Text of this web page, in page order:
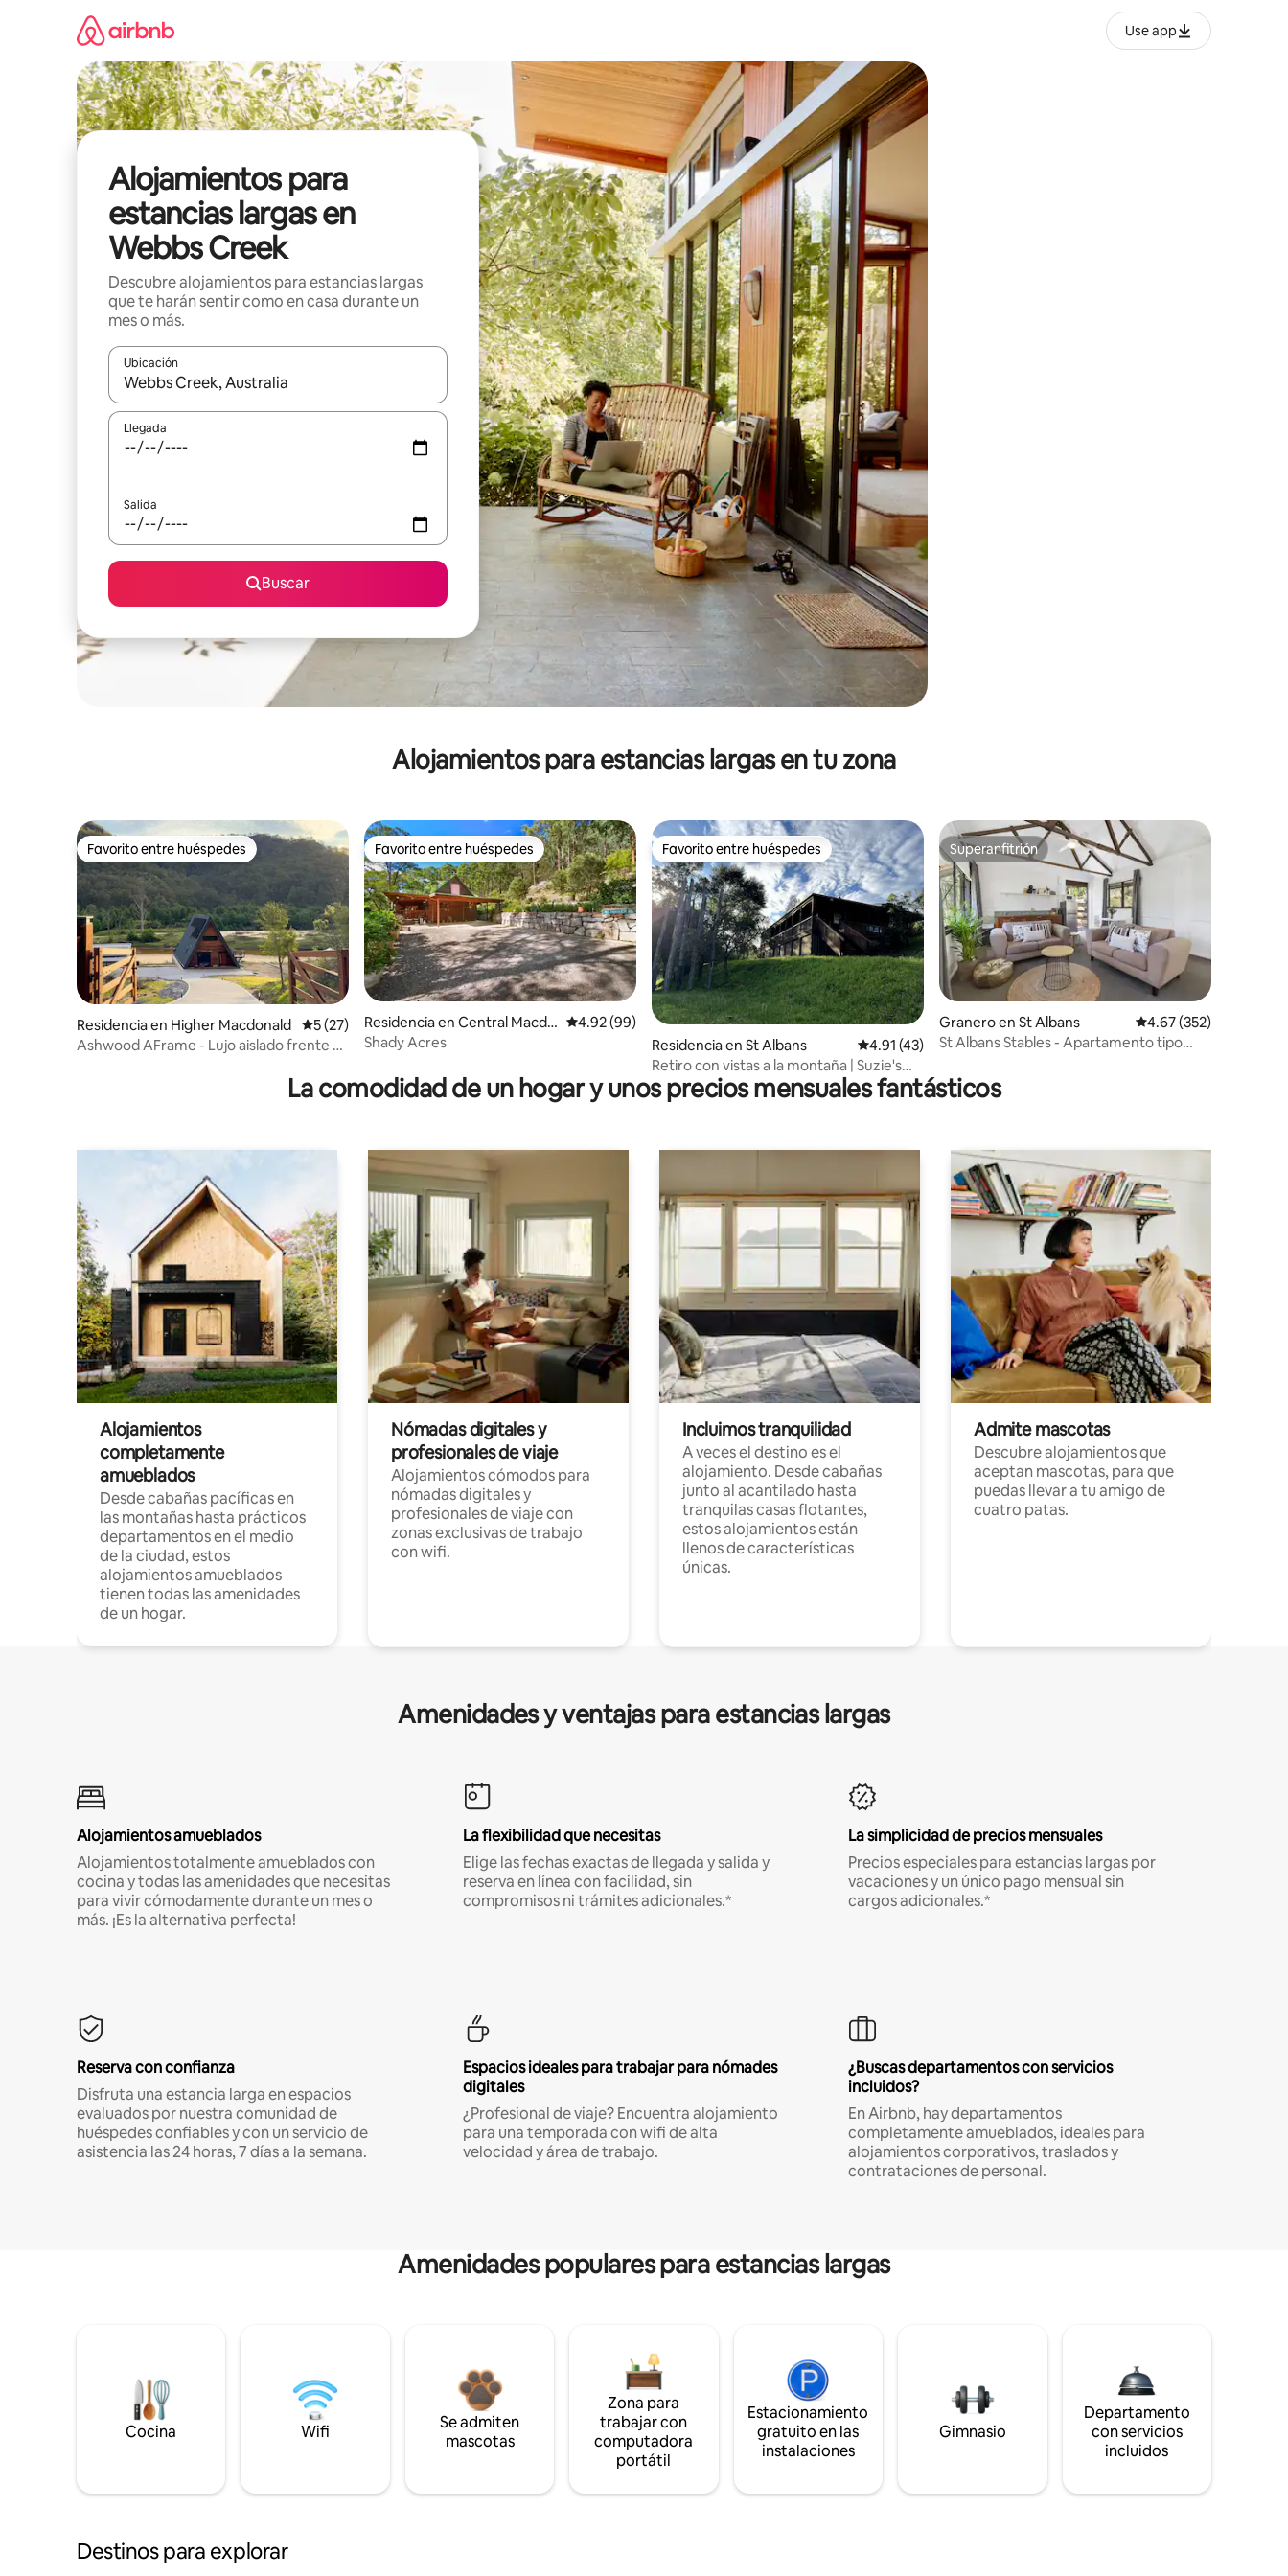
Use app
Alojamientos para
estancias largas en
Webbs Creek
Descubre alojamientos para estancias largas
que te harán sentir como en casa durante un
mes o más.
Ubicación
Cuando los resultados estén disponibles, podrás navegar usando las teclas de las flechas hacia arriba y hacia abajo, o bien tocando y deslizando la pantalla.
Llegada
Salida
Buscar
Alojamientos para estancias largas en tu zona
Favorito entre huéspedes
Favorito entre huéspedes
Residencia en Higher Macdonald Calificación promedio: 5 de 5; 27 evaluaciones
5 (27)
Ashwood AFrame - Lujo aislado frente al
Favorito entre huéspedes
Favorito entre huéspedes
Residencia en Central Macdo
nald
Calificación promedio: 4.92 de 5; 99 evaluaciones
4.92 (99)
Shady Acres
Favorito entre huéspedes
Favorito entre huéspedes
Residencia en St Albans Calificación promedio: 4.91 de 5; 43 evaluaciones
4.91 (43)
Retiro con vistas a la montaña | Suzie's
Place
Superanfitrión
Superanfitrión
Granero en St Albans Calificación promedio:
4.67 (352)
St Albans Stables - Apartamento tipo
La comodidad de un hogar y unos precios mensuales fantásticos
Alojamientos
completamente
amueblados
Desde cabañas pacíficas en
las montañas hasta prácticos
departamentos en el medio
de la ciudad, estos
alojamientos amueblados
tienen todas las amenidades
de un hogar.
Nómadas digitales y
profesionales de viaje
Alojamientos cómodos para
nómadas digitales y
profesionales de viaje con
zonas exclusivas de trabajo
con wifi.
Incluimos tranquilidad
A veces el destino es el
alojamiento. Desde cabañas
junto al acantilado hasta
tranquilas casas flotantes,
estos alojamientos están
llenos de características
únicas.
Admite mascotas
Descubre alojamientos que
aceptan mascotas, para que
puedas llevar a tu amigo de
cuatro patas.
Amenidades y ventajas para estancias largas
Alojamientos amueblados
Alojamientos totalmente amueblados con
cocina y todas las amenidades que necesitas
para vivir cómodamente durante un mes o
más. ¡Es la alternativa perfecta!
La flexibilidad que necesitas
Elige las fechas exactas de llegada y salida y
reserva en línea con facilidad, sin
compromisos ni trámites adicionales.*
La simplicidad de precios mensuales
Precios especiales para estancias largas por
vacaciones y un único pago mensual sin
cargos adicionales.*
Reserva con confianza
Disfruta una estancia larga en espacios
evaluados por nuestra comunidad de
huéspedes confiables y con un servicio de
asistencia las 24 horas, 7 días a la semana.
Espacios ideales para trabajar para nómades
digitales
¿Profesional de viaje? Encuentra alojamiento
para una temporada con wifi de alta
velocidad y área de trabajo.
¿Buscas departamentos con servicios
incluidos?
En Airbnb, hay departamentos
completamente amueblados, ideales para
alojamientos corporativos, traslados y
contrataciones de personal.
Amenidades populares para estancias largas
Cocina Wifi
Se admiten
mascotas
Zona para
trabajar con
computadora
portátil
Estacionamiento
gratuito en las
instalaciones
Gimnasio
Departamento
con servicios
incluidos
Destinos para explorar